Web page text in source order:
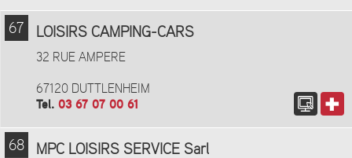
67 LOISIRS CAMPING-CARS
32 RUE AMPERE
67120 DUTTLENHEIM
Tel. 03 67 07 00 61
68 MPC LOISIRS SERVICE Sarl